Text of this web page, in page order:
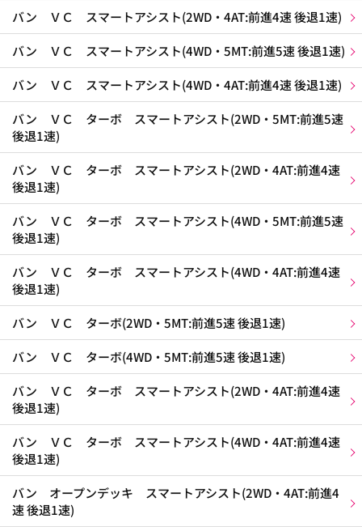
バン ＶＣ スマートアシスト(2WD・4AT:前進4速 後退1速)
バン ＶＣ スマートアシスト(4WD・5MT:前進5速 後退1速)
バン ＶＣ スマートアシスト(4WD・4AT:前進4速 後退1速)
バン ＶＣ ターボ スマートアシスト(2WD・5MT:前進5速
後退1速)
バン ＶＣ ターボ スマートアシスト(2WD・4AT:前進4速
後退1速)
バン ＶＣ ターボ スマートアシスト(4WD・5MT:前進5速
後退1速)
バン ＶＣ ターボ スマートアシスト(4WD・4AT:前進4速
後退1速)
バン ＶＣ ターボ(2WD・5MT:前進5速 後退1速)
バン ＶＣ ターボ(4WD・5MT:前進5速 後退1速)
バン ＶＣ ターボ スマートアシスト(2WD・4AT:前進4速
後退1速)
バン ＶＣ ターボ スマートアシスト(4WD・4AT:前進4速
後退1速)
バン オープンデッキ スマートアシスト(2WD・4AT:前進4
速 後退1速)